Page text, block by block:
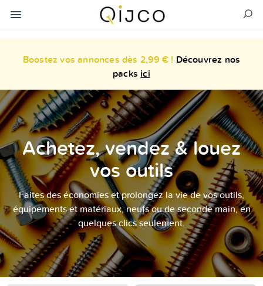
Boostez vos annonces dès 2,99 € ! Découvrez nos
packs ici
Achetez, vendez & louez
vos outils
Faites des économies et prolongez la vie de vos outils,
équipements et matériaux, neufs ou de seconde main, en
quelques clics seulement.